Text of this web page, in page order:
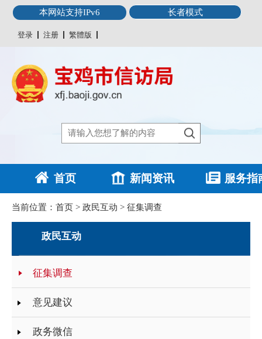
本网站支持IPv6 长者模式
登录 注册 繁體版
首页 新闻资讯 服务指
当前位置： 首页 > 政民互动 > 征集调查
政民互动
征集调查
意见建议
政务微信